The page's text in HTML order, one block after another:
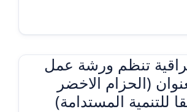
تنظم ورشة عمل
(الحزام الاخضر
للتنمية المستدامة)